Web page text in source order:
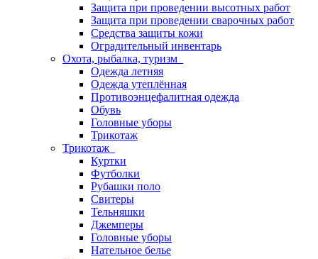
Защита при проведении высотных работ
Защита при проведении сварочных работ
Средства защиты кожи
Оградительный инвентарь
Охота, рыбалка, туризм
Одежда летняя
Одежда утеплённая
Противоэнцефалитная одежда
Обувь
Головные уборы
Трикотаж
Трикотаж
Куртки
Футболки
Рубашки поло
Свитеры
Тельняшки
Джемперы
Головные уборы
Нательное белье